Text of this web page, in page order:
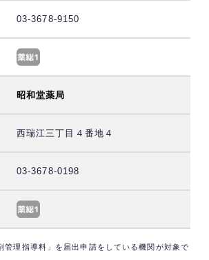
03-3678-9150
昭和堂薬局
西瑞江三丁目４番地４
03-3678-0198
理指導料」を届出申請をしている機関が対象で